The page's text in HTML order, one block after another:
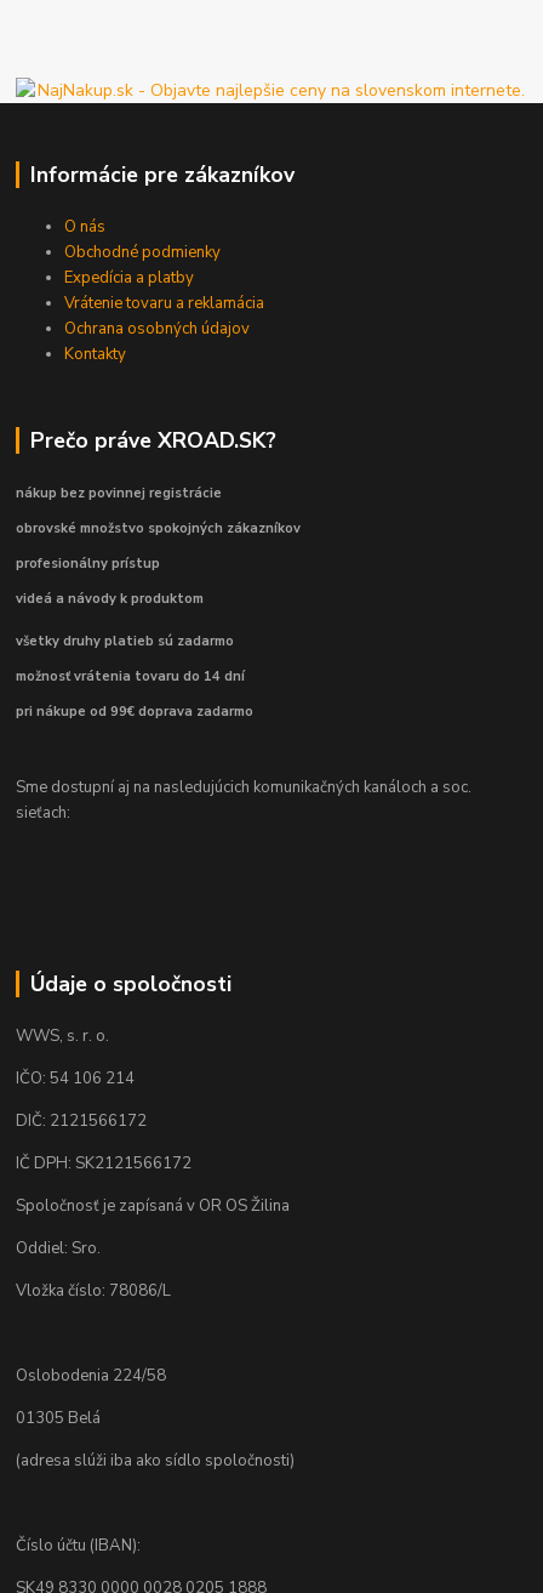
Informácie pre zákazníkov
O nás
Obchodné podmienky
Expedícia a platby
Vrátenie tovaru a reklamácia
Ochrana osobných údajov
Kontakty
Prečo práve XROAD.SK?
nákup bez povinnej registrácie
obrovské množstvo spokojných zákazníkov
profesionálny prístup
videá a návody k produktom
všetky druhy platieb sú zadarmo
možnosť vrátenia tovaru do 14 dní
pri nákupe od 99€ doprava zadarmo
Sme dostupní aj na nasledujúcich komunikačných kanáloch a soc.
sieťach:
Údaje o spoločnosti
WWS, s. r. o.
IČO: 54 106 214
DIČ: 2121566172
IČ DPH: SK2121566172
Spoločnosť je zapísaná v OR OS Žilina
Oddiel: Sro.
Vložka číslo: 78086/L
Oslobodenia 224/58
01305 Belá
(adresa slúži iba ako sídlo spoločnosti)
Číslo účtu (IBAN):
SK49 8330 0000 0028 0205 1888